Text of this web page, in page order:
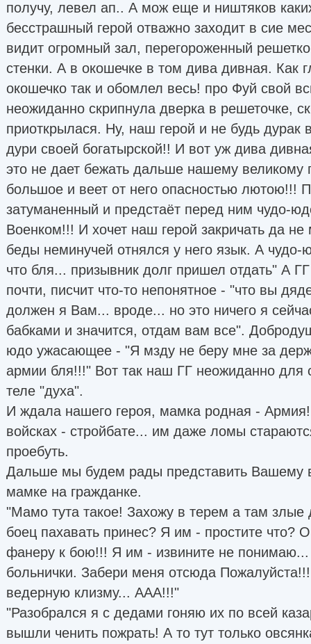
получу, левел ап.. А мож еще и ништяков
бесстрашный герой отважно заходит в сие
видит огромный зал, перегороженный
стенки. А в окошечке в том дива дивная. Как
окошечко так и обомлел весь! про Фуй свой
неожиданно скрипнула дверка в решеточке,
приоткрылася. Ну, наш герой и не будь дурак
дури своей богатырской!! И вот уж дива
это не дает бежать дальше нашему великому
большое и веет от него опасностью лютою!!!
затуманенный и предстаёт перед ним чудо-
Военком!!! И хочет наш герой закричать да не
беды неминучей отнялся у него язык. А чудо-
что бля... призывник долг пришел отдать" А
почти, писчит что-то непонятное - "что вы
должен я Вам... вроде... но это ничего я
бабками и значится, отдам вам все".
юдо ужасающее - "Я мзду не беру мне за
армии бля!!!" Вот так наш ГГ неожиданно для
теле "духа".
И ждала нашего героя, мамка родная -
войсках - стройбате... им даже ломы
проебуть.
Дальше мы будем рады представить Вашему
мамке на гражданке.
"Мамо тута такое! Захожу в терем а там
боец пахавать принес? Я им - простите что?
фанеру к бою!!! Я им - извините не
больнички. Забери меня отсюда
ведерную клизму... ААА!!!"
"Разобрался я с дедами гоняю их по всей
вышли ченить пожрать! А то тут только